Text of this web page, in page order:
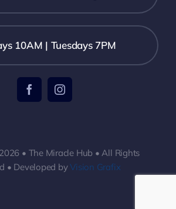
10AM | Tuesdays 7PM
• The Miracle Hub • All Rights
• Developed byVision Grafix